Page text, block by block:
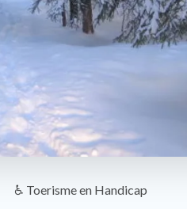
♿ Toerisme en Handicap